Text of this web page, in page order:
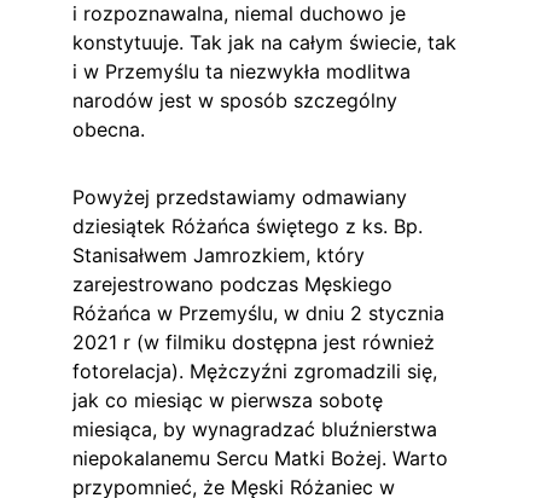
i rozpoznawalna, niemal duchowo je
konstytuuje. Tak jak na całym świecie, tak
i w Przemyślu ta niezwykła modlitwa
narodów jest w sposób szczególny
obecna.
Powyżej przedstawiamy odmawiany
dziesiątek Różańca świętego z ks. Bp.
Stanisałwem Jamrozkiem, który
zarejestrowano podczas Męskiego
Różańca w Przemyślu, w dniu 2 stycznia
2021 r (w filmiku dostępna jest również
fotorelacja). Mężczyźni zgromadzili się,
jak co miesiąc w pierwsza sobotę
miesiąca, by wynagradzać bluźnierstwa
niepokalanemu Sercu Matki Bożej. Warto
przypomnieć, że Męski Różaniec w